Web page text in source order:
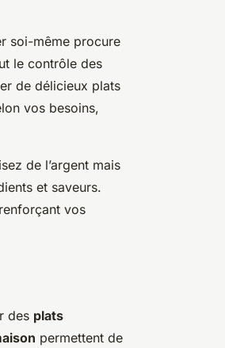
soi-même procure
le contrôle des
de délicieux plats
vos besoins,
de l’argent mais
et saveurs.
vos
des plats
permettent de